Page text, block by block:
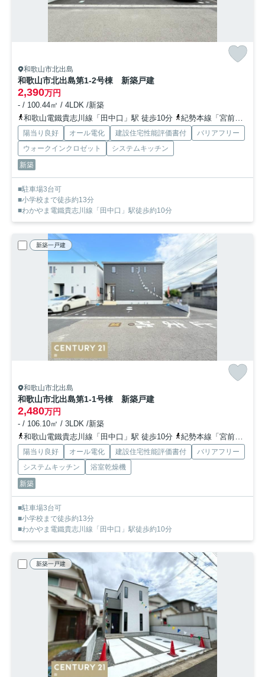
和歌山市北出島
和歌山市北出島第1-2号棟 新築戸建
2,390万円
- / 100.44㎡ / 4LDK /新築
和歌山電鐵貴志川線「田中口」駅 徒歩10分
紀勢本線「宮前」駅 徒歩16分
陽当り良好 オール電化 建設住宅性能評価書付
バリアフリー
ウォークインクロゼット
システムキッチン
新築
■駐車場3台可
■小学校まで徒歩約13分
■わかやま電鐵貴志川線「田中口」駅徒歩約10分
新築一戸建
和歌山市北出島
和歌山市北出島第1-1号棟 新築戸建
2,480万円
- / 106.10㎡ / 3LDK /新築
和歌山電鐵貴志川線「田中口」駅 徒歩10分
紀勢本線「宮前」駅 徒歩16分
陽当り良好 オール電化 建設住宅性能評価書付
バリアフリー
システムキッチン
浴室乾燥機
新築
■駐車場3台可
■小学校まで徒歩約13分
■わかやま電鐵貴志川線「田中口」駅徒歩約10分
新築一戸建